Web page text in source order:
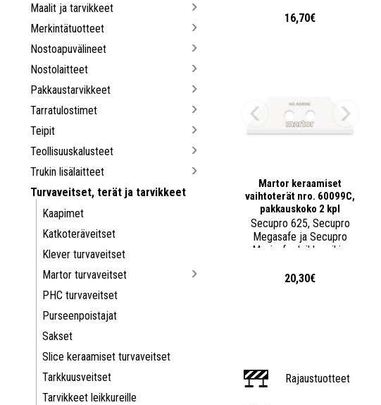
Maalit ja tarvikkeet
Merkintätuotteet
Nostoapuvälineet
Nostolaitteet
Pakkaustarvikkeet
Tarratulostimet
Teipit
Teollisuuskalusteet
Trukin lisälaitteet
Turvaveitset, terät ja tarvikkeet
Kaapimet
Katkoteräveitset
Klever turvaveitset
Martor turvaveitset
PHC turvaveitset
Purseenpoistajat
Sakset
Slice keraamiset turvaveitset
Tarkkuusveitset
Tarvikkeet leikkureille
16,70€
Martor keraamiset
vaihtoterät nro. 60099C,
pakkauskoko 2 kpl
Secupro 625, Secupro
Megasafe ja Secupro
Maxisafe -leikkureihin.
20,30€
Rajaustuotteet